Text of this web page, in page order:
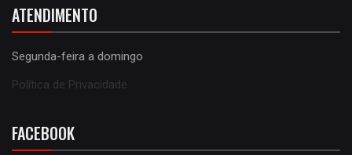
ATENDIMENTO
Segunda-feira a domingo
Política de Privacidade
FACEBOOK